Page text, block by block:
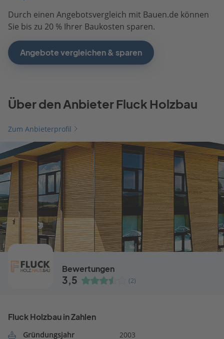
Durch einen Angebotsvergleich mit Bauen.de können
Sie bis zu 20 % Ihrer Baukosten sparen.
Angebote vergleichen & sparen
Über den Anbieter Fluck Holzbau
Zum Anbieterprofil
Bewertungen
3,5 (2)
Fluck Holzbau in Zahlen
Gründungsjahr 2003